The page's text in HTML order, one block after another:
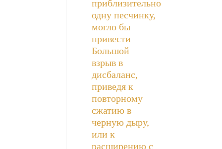
приблизительно
одну песчинку,
могло бы
привести
Большой
взрыв в
дисбаланс,
приведя к
повторному
сжатию в
черную дыру,
или к
расширению с